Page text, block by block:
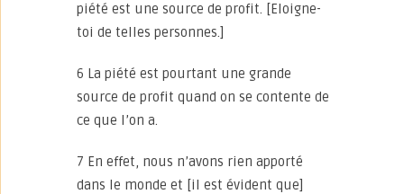
piété est une source de profit. [Eloigne-
toi de telles personnes.]
6 La piété est pourtant une grande
source de profit quand on se contente de
ce que l’on a.
7 En effet, nous n’avons rien apporté
dans le monde et [il est évident que]